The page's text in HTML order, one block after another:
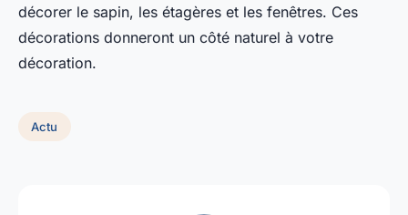
décorer le sapin, les étagères et les fenêtres. Ces
décorations donneront un côté naturel à votre
décoration.
Actu